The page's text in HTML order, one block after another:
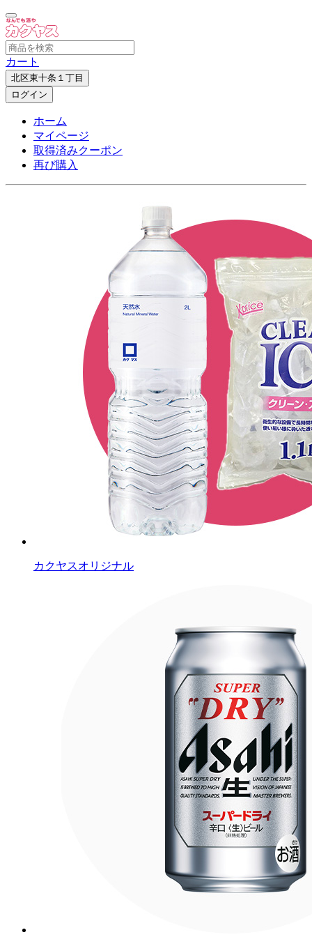
カート
北区東十条１丁目
ログイン
ホーム
マイページ
取得済みクーポン
再び購入
カクヤスオリジナル